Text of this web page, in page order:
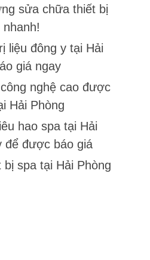
sửa chữa thiết bị
liệu đông y tại Hải
giá ngay
nghệ cao được
Hải Phòng
hao spa tại Hải
để được báo giá
spa tại Hải Phòng